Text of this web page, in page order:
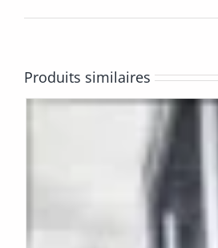
Produits similaires